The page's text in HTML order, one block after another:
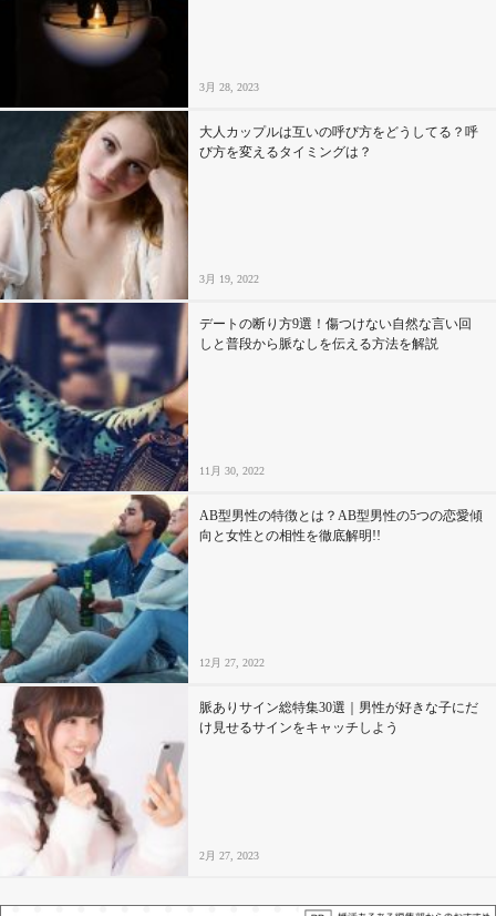
3月 28, 2023
大人カップルは互いの呼び方をどうしてる？呼
び方を変えるタイミングは？
3月 19, 2022
デートの断り方9選！傷つけない自然な言い回
しと普段から脈なしを伝える方法を解説
11月 30, 2022
AB型男性の特徴とは？AB型男性の5つの恋愛傾
向と女性との相性を徹底解明!!
12月 27, 2022
脈ありサイン総特集30選｜男性が好きな子にだ
け見せるサインをキャッチしよう
2月 27, 2023